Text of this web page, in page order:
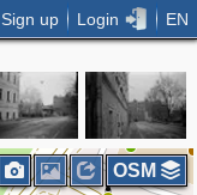
Sign up Login EN
2
OSM